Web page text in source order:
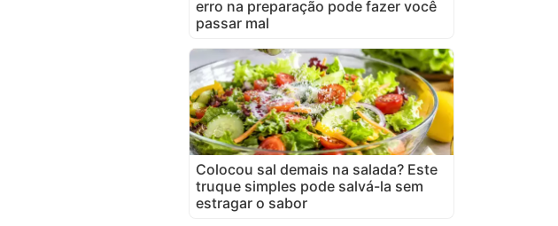
erro na preparação pode fazer você
passar mal
Colocou sal demais na salada? Este
truque simples pode salvá-la sem
estragar o sabor